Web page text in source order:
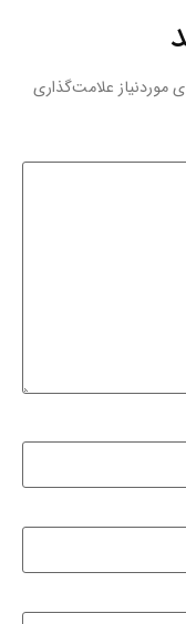
علامت‌گذاری